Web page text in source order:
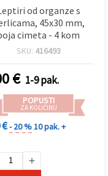
od organze s
45x30 mm,
cimeta - 4 kom
SKU: 416493
€ 1-9 pak.
POPUSTI
ZA KOLIČINU
€- 20 %10 pak. +